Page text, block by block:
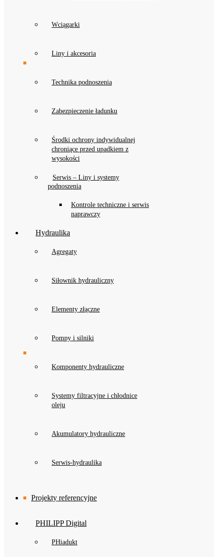
Wciągarki
Liny i akcesoria
Technika podnoszenia
Zabezpieczenie ładunku
Środki ochrony indywidualnej
chroniące przed upadkiem z
wysokości
Serwis – Liny i systemy
podnoszenia
Kontrole techniczne i serwis
naprawczy
Hydraulika
Agregaty
Siłownik hydrauliczny
Elementy złączne
Pompy i silniki
Komponenty hydrauliczne
Systemy filtracyjne i chłodnice
oleju
Akumulatory hydrauliczne
Serwis-hydraulika
Projekty referencyjne
PHILIPP Digital
PHiadukt